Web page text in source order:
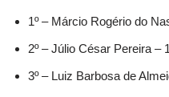
1º – Márcio Rogério do
2º – Júlio César Pereira –
3º – Luiz Barbosa de